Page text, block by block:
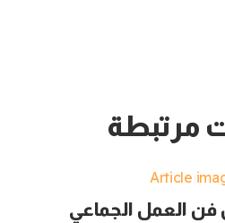
مرتبطة